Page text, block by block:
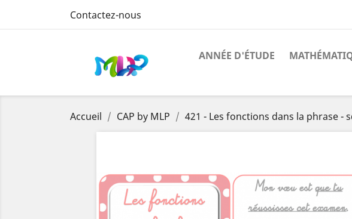
Contactez-nous
ANNÉE D'ÉTUDE
Accueil CAP by MLP 421 - Les fonctions dans la phrase -